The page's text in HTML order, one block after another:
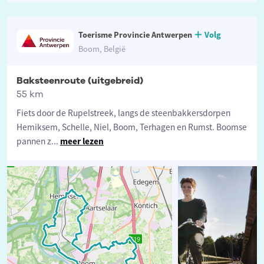
Toerisme Provincie Antwerpen
Volg
Boom, België
Baksteenroute (uitgebreid)
55 km
Fiets door de Rupelstreek, langs de steenbakkersdorpen
Hemiksem, Schelle, Niel, Boom, Terhagen en Rumst. Boomse
pannen z... meer lezen